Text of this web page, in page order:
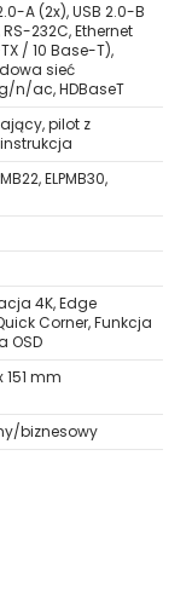
A (2x), USB 2.0-B
232C, Ethernet
/ 10 Base-T),
sieć
n/ac, HDBaseT
pilot z
ELPMB30,
4K, Edge
Corner, Funkcja
OSD
151 mm
biznesowy